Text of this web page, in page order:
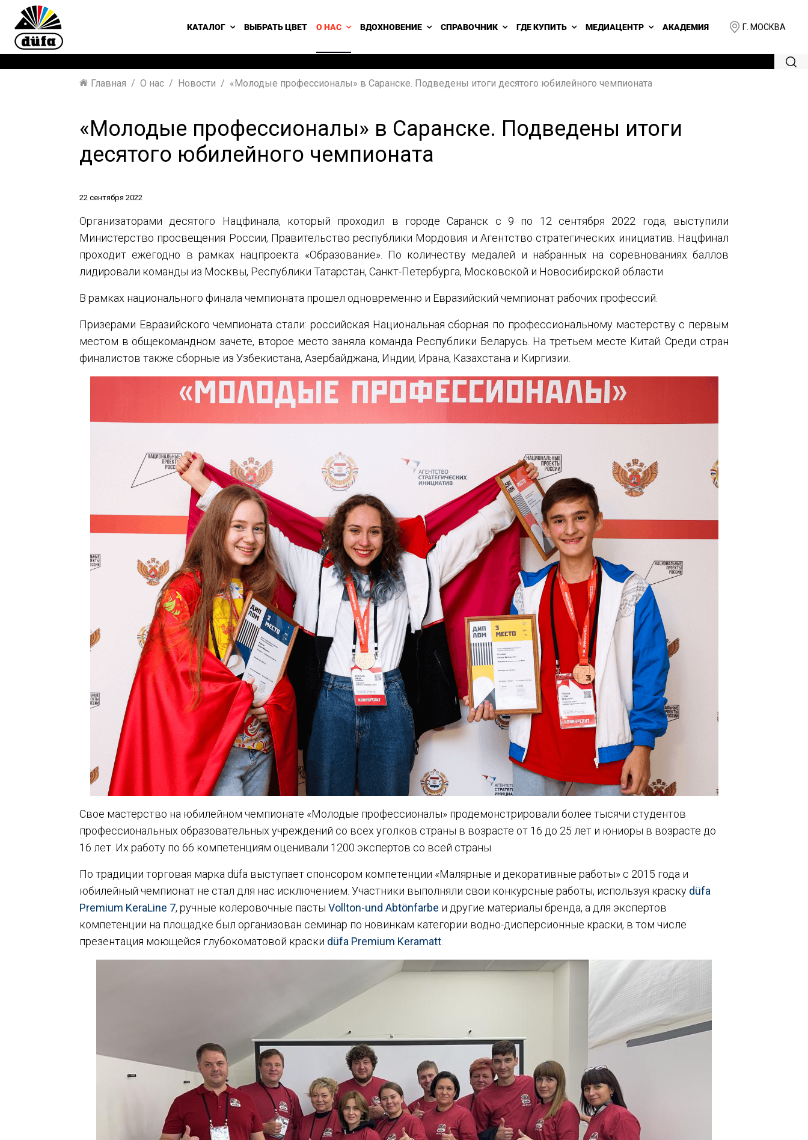
Г. МОСКВА
КАТАЛОГ ВЫБРАТЬ ЦВЕТ О НАС ВДОХНОВЕНИЕ СПРАВОЧНИК ГДЕ КУПИТЬ МЕДИАЦЕНТР АКАДЕМИЯ
Главная О нас Новости «Молодые профессионалы» в Саранске. Подведены итоги десятого юбилейного чемпионата
«Молодые профессионалы» в Саранске. Подведены итоги
десятого юбилейного чемпионата
22 сентября 2022
Организаторами десятого Нацфинала, который проходил в городе Саранск с 9 по 12 сентября 2022 года, выступили
Министерство просвещения России, Правительство республики Мордовия и Агентство стратегических инициатив. Нацфинал
проходит ежегодно в рамках нацпроекта «Образование». По количеству медалей и набранных на соревнованиях баллов
лидировали команды из Москвы, Республики Татарстан, Санкт-Петербурга, Московской и Новосибирской области.
В рамках национального финала чемпионата прошел одновременно и Евразийский чемпионат рабочих профессий.
Призерами Евразийского чемпионата стали: российская Национальная сборная по профессиональному мастерству с первым
местом в общекомандном зачете, второе место заняла команда Республики Беларусь. На третьем месте Китай. Среди стран
финалистов также сборные из Узбекистана, Азербайджана, Индии, Ирана, Казахстана и Киргизии.
Свое мастерство на юбилейном чемпионате «Молодые профессионалы» продемонстрировали более тысячи студентов
профессиональных образовательных учреждений со всех уголков страны в возрасте от 16 до 25 лет и юниоры в возрасте до
16 лет. Их работу по 66 компетенциям оценивали 1200 экспертов со всей страны.
По традиции торговая марка düfa выступает спонсором компетенции «Малярные и декоративные работы» с 2015 года и
юбилейный чемпионат не стал для нас исключением. Участники выполняли свои конкурсные работы, используя краску düfa
Premium KeraLine 7, ручные колеровочные пасты Vollton-und Abtönfarbe и другие материалы бренда, а для экспертов
компетенции на площадке был организован семинар по новинкам категории водно-дисперсионные краски, в том числе
презентация моющейся глубокоматовой краски düfa Premium Keramatt